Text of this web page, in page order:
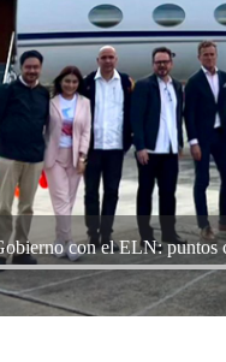
con el ELN: puntos